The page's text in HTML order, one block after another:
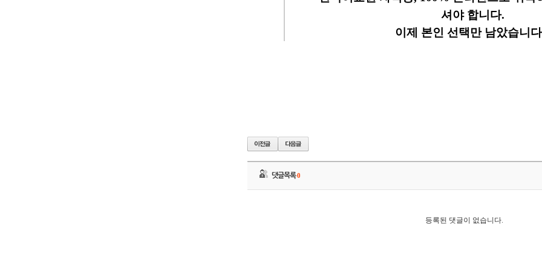
셔야 합니다.
이제 본인 선택만 남았습니
댓글목록0
등록된 댓글이 없습니다.